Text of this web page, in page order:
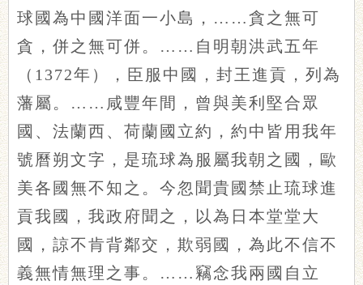
球國為中國洋面一小島，……貪之無可
貪，併之無可併。……自明朝洪武五年
（1372年），臣服中國，封王進貢，列為
藩屬。……咸豐年間，曾與美利堅合眾
國、法蘭西、荷蘭國立約，約中皆用我年
號曆朔文字，是琉球為服屬我朝之國，歐
美各國無不知之。今忽聞貴國禁止琉球進
貢我國，我政府聞之，以為日本堂堂大
國，諒不肯背鄰交，欺弱國，為此不信不
義無情無理之事。……竊念我兩國自立